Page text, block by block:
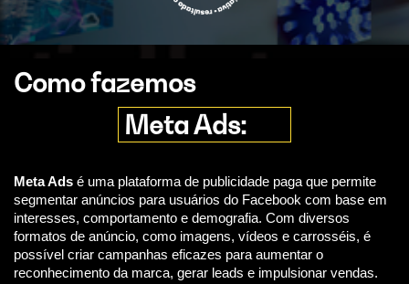
Como fazemos
Meta Ads:
Meta Ads é uma plataforma de publicidade paga que permite
segmentar anúncios para usuários do Facebook com base em
interesses, comportamento e demografia. Com diversos
formatos de anúncio, como imagens, vídeos e carrosséis, é
possível criar campanhas eficazes para aumentar o
reconhecimento da marca, gerar leads e impulsionar vendas.